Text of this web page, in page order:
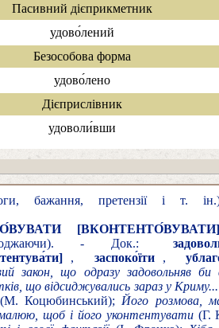
Пасивний дієприкметник
удово́лений
Безособова форма
удово́лено
Дієприслівник
удоволи́вши
бажання, претензії і т.
[ВКОНТЕНТО́ВУВАТИ]
- Док.:
, заспоко́їти ,
закон, що одразу задовольняв
що відсиджувались зараз у Криму...
Коцюбинський); Його розмова,
щоб і його уконтентувати(Г.